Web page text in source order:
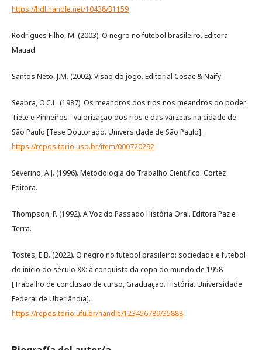
https://hdl.handle.net/10438/31159
Rodrigues Filho, M. (2003). O negro no futebol brasileiro. Editora
Mauad.
Santos Neto, J.M. (2002). Visão do jogo. Editorial Cosac & Naify.
Seabra, O.C.L. (1987). Os meandros dos rios nos meandros do poder:
Tiete e Pinheiros - valorização dos rios e das várzeas na cidade de
São Paulo [Tese Doutorado. Universidade de São Paulo].
https://repositorio.usp.br/item/000720292
Severino, A.J. (1996). Metodologia do Trabalho Científico. Cortez
Editora.
Thompson, P. (1992). A Voz do Passado História Oral. Editora Paz e
Terra.
Tostes, E.B. (2022). O negro no futebol brasileiro: sociedade e futebol
do início do século XX: à conquista da copa do mundo de 1958
[Trabalho de conclusão de curso, Graduação. História. Universidade
Federal de Uberlândia].
https://repositorio.ufu.br/handle/123456789/35888